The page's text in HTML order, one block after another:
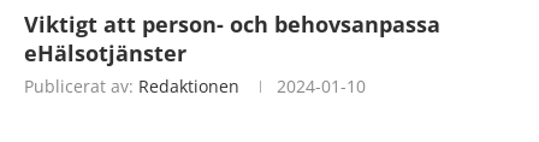
Viktigt att person- och behovsanpassa
eHälsotjänster
Publicerat av: Redaktionen 2024-01-10